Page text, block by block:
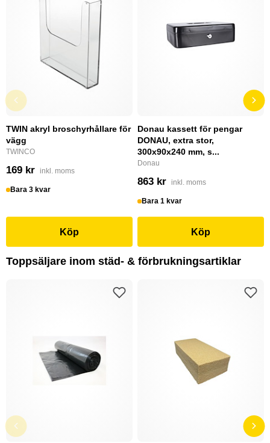
TWIN akryl broschyrhållare för
vägg
TWINCO
169 kr inkl. moms
Bara 3 kvar
Köp
Donau kassett för pengar
DONAU, extra stor,
300x90x240 mm, s...
Donau
863 kr inkl. moms
Bara 1 kvar
Köp
Toppsäljare inom städ- & förbrukningsartiklar